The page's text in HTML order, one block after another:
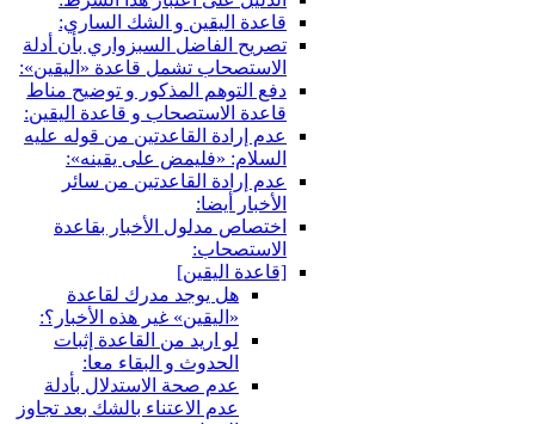
قاعدة اليقين و الشك الساري:
تصريح الفاضل السبزواري بأن أدلة
الاستصحاب تشمل قاعدة «اليقين»:
دفع التوهم المذكور و توضيح مناط
قاعدة الاستصحاب و قاعدة اليقين:
عدم إرادة القاعدتين من قوله عليه
السلام: «فليمض على يقينه»:
عدم إرادة القاعدتين من سائر
الأخبار أيضا:
اختصاص مدلول الأخبار بقاعدة
الاستصحاب:
[قاعدة اليقين‏]
هل يوجد مدرك لقاعدة
«اليقين» غير هذه الأخبار؟:
لو اريد من القاعدة إثبات
الحدوث و البقاء معا:
عدم صحة الاستدلال بأدلة
عدم الاعتناء بالشك بعد تجاوز